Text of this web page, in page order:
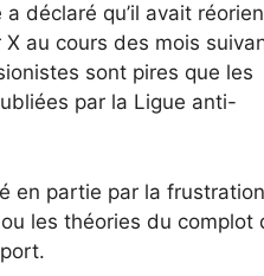
déclaré qu’il avait
au cours des mois
sont pires que les
par la Ligue anti-
en partie par la frustration
les théories du complot